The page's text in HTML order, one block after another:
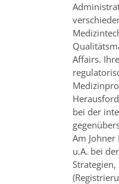
Affairs.
bei der
Am
u.A. bei